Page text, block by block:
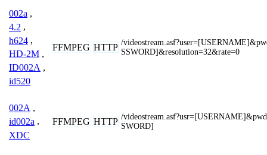
002a ,
4.2 ,
h624 ,
HD-2M ,
ID002A ,
id520
FFMPEG HTTP /
SSWORD]&resolution=32&rate=0
002A ,
id002a ,
XDC
FFMPEG HTTP /
SWORD]